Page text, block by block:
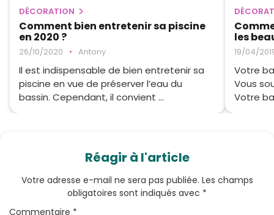
DÉCORATION
Comment bien entretenir sa piscine
en 2020 ?
26/10/2020 • Antony
Il est indispensable de bien entretenir sa
piscine en vue de préserver l’eau du
bassin. Cependant, il convient ...
les
19/04/
Votre
Vous
Votre
Réagir à l'article
Votre adresse e-mail ne sera pas publiée. Les champs
obligatoires sont indiqués avec *
Commentaire *